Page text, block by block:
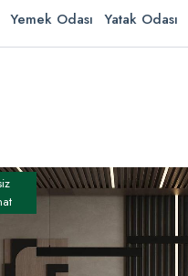
Yemek Odası Yatak Odası